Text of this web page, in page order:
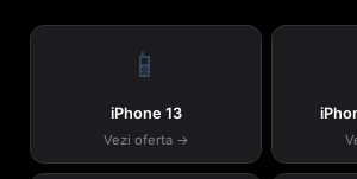
📱
iPhone 13
Vezi oferta →